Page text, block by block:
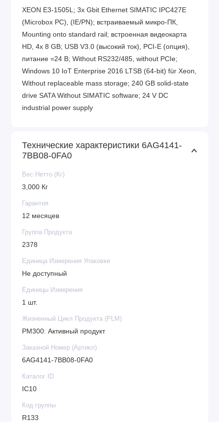
XEON E3-1505L; 3x Gbit Ethernet SIMATIC IPC427E
(Microbox PC), (IE/PN); встраиваемый микро-ПК,
Mounting onto standard rail; встроенная видеокарта
HD, 4x 8 GB; USB V3.0 (высокий ток), PCI-E (опция),
питание =24 В; Without RS232/485, without PCIe;
Windows 10 IoT Enterprise 2016 LTSB (64-bit) für Xeon,
Without replaceable mass storage; 240 GB solid-state
drive SATA Without SIMATIC software; 24 V DC
industrial power supply
Технические характеристики 6AG4141-
7BB08-0FA0
Вес Нетто (Кг)
3,000 Кг
Гарантия
12 месяцев
Группа Продукта
2378
Единица Измерения Упаковки
Не доступный
Единицы Измерения
1 шт.
Жизненный Цикл Продукта (PLM)
PM300: Активный продукт
Заказной Номер (Артикл)
6AG4141-7BB08-0FA0
Каталог ID
IC10
Код группы
R133